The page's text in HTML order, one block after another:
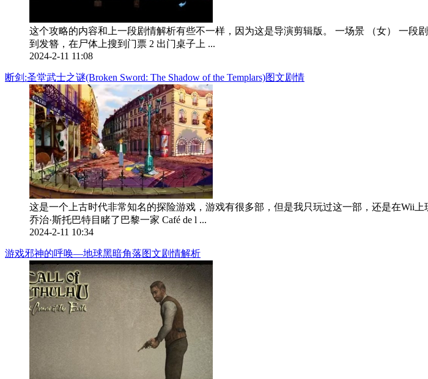
这个攻略的内容和上一段剧情解析有些不一样，因为这是导演剪辑版。 一场景 （女） 一
到发簪，在尸体上搜到门票 2 出门桌子上 ...
2024-2-11 11:08
断剑:圣堂武士之谜(Broken Sword: The Shadow of the Templars)图文剧情
这是一个上古时代非常知名的探险游戏，游戏有很多部，但是我只玩过这一部，还是在Wii
乔治·斯托巴特目睹了巴黎一家 Café de l ...
2024-2-11 10:34
游戏邪神的呼唤—地球黑暗角落图文剧情解析